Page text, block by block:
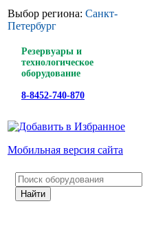
Выбор региона: Санкт-
Петербург
Резервуары и
технологическое
оборудование
8-8452-740-870
Мобильная версия сайта